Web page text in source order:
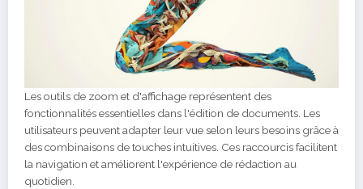
Les outils de zoom et d'affichage représentent des
fonctionnalités essentielles dans l'édition de documents. Les
utilisateurs peuvent adapter leur vue selon leurs besoins grâce à
des combinaisons de touches intuitives. Ces raccourcis facilitent
la navigation et améliorent l'expérience de rédaction au
quotidien.